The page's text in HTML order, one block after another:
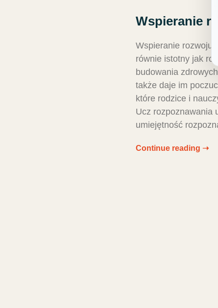
Wspieranie
Wspieranie rozwoju
równie istotny jak
budowania
także daje im
które rodzice i
Ucz rozpoznawania
umiejętność
Continue reading ➝